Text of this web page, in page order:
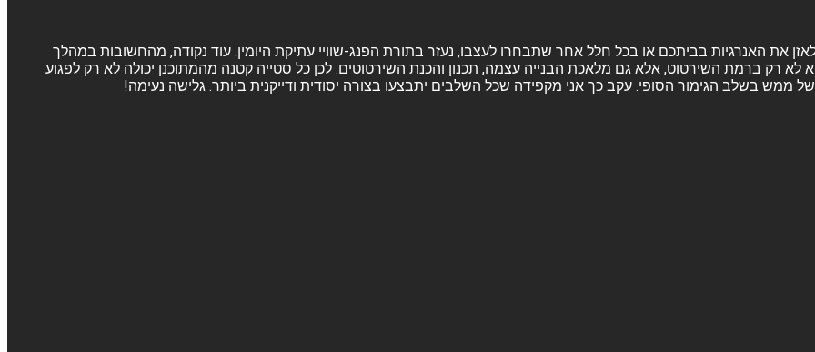
ולאזן את האנרגיות בביתכם או בכל חלל אחר שתבחרו לעצבו, נעזר בתורת הפנג-שוויי עתיקת היומין. עוד נקודה, מהחשובות במהלך
לא רק ברמת השירטוט, אלא גם מלאכת הבנייה עצמה, תכנון והכנת השירטוטים. לכן כל סטייה קטנה מהמתוכנן יכולה לא רק לפגוע
ממש בשלב הגימור הסופי. עקב כך אני מקפידה שכל השלבים יתבצעו בצורה יסודית ודייקנית ביותר. גלישה נעימה!